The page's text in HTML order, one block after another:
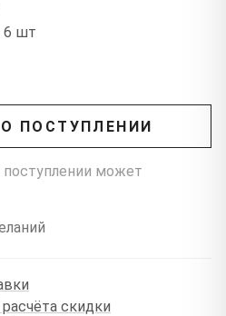
6 шт
ПОСТУПЛЕНИИ
поступлении может
скидки